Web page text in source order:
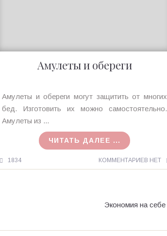
Амулеты и обереги
Ирина
MagicTantra
21.08.2015
Амулеты и обереги могут защитить от многих
бед. Изготовить их можно самостоятельно.
Амулеты из ...
ЧИТАТЬ ДАЛЕЕ ...
1834 КОММЕНТАРИЕВ НЕТ
Экономия на себе